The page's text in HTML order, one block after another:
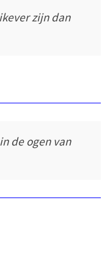
zijn dan
de ogen van